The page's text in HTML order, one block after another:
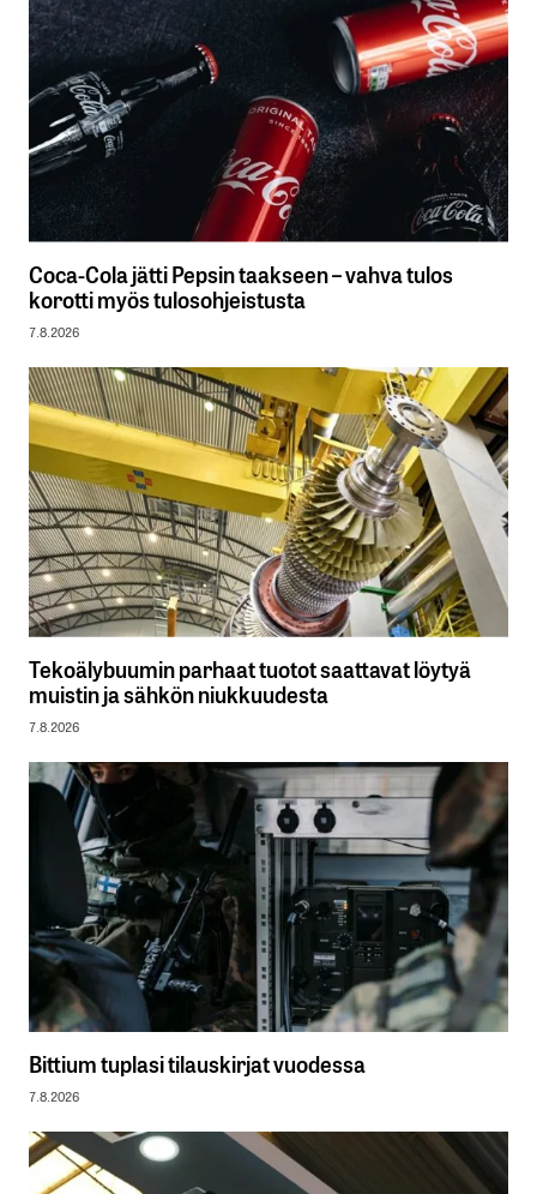
Coca-Cola jätti Pepsin taakseen – vahva tulos
korotti myös tulosohjeistusta
7.8.2026
Tekoälybuumin parhaat tuotot saattavat löytyä
muistin ja sähkön niukkuudesta
7.8.2026
Bittium tuplasi tilauskirjat vuodessa
7.8.2026